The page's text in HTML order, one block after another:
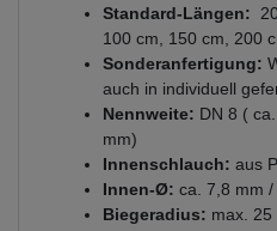
Standard-Längen:
100 cm, 150 cm, 200
Sonderanfertigung:
auch in individuell
Nennweite: DN 8 (
mm)
Innenschlauch: aus
Innen-Ø: ca. 7,8 mm /
Biegeradius: max. 25